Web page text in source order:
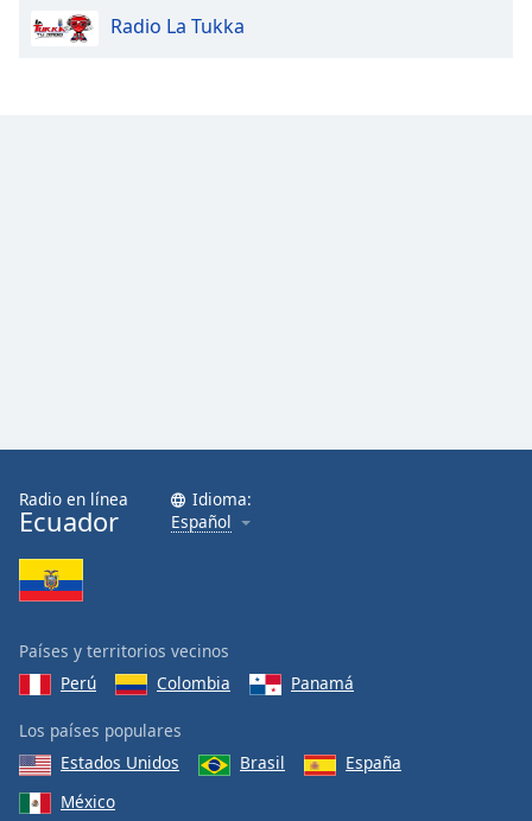
Radio La Tukka
Radio en línea
Ecuador
Idioma:
Español
Países y territorios vecinos
Perú
Colombia Panamá
Los países populares
Estados Unidos
Brasil
España
México